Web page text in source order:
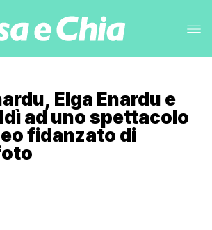
Elga Enardu e
ad uno spettacolo
fidanzato di